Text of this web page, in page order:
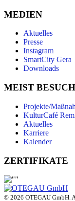
MEDIEN
Aktuelles
Presse
Instagram
SmartCity Gera
Downloads
MEIST
Projekte/
KulturCafé
Aktuelles
Karriere
Kalender
ZERTIFIKATE
© 2026 OTEGAU GmbH.